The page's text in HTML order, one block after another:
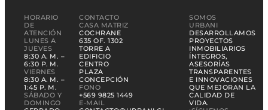
HORARIO
DE
ATENCIÓN
LUNES A
JUEVES
8:30 A. M. –
6:30 P. M.
VIERNES
8:30 A. M. –
1:45 P. M.
SÁBADO Y
DOMINGO
CONTACTO
CASA MATRIZ
COCHRANE
635 OF. 1302
TORRE A
EDIFICIO
CENTRO
PLAZA
CONCEPCIÓN
FONO
+569 9825 1449
E-MAIL
SOMOS
URBANI
DESARROLLAMOS
PROYECTOS
INMOBILIARIOS
ÍNTEGROS,
ASESORÍAS
TRANSPARENTES
E INNOVACIONES
QUE MEJORAN LA
CALIDAD DE
VIDA.